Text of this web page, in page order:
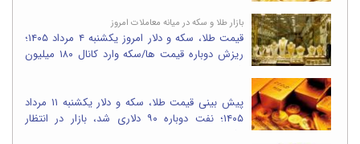
بازار طلا و سکه در میانه معاملات امروز
قیمت طلا، سکه و دلار امروز یکشنبه ۴ مرداد ۱۴۰۵؛
ریزش دوباره قیمت ها/سکه وارد کانال ۱۸۰ میلیون
پیش بینی قیمت طلا، سکه و دلار یکشنبه ۱۱ مرداد
۱۴۰۵؛ نفت دوباره ۹۰ دلاری شد، بازار در انتظار